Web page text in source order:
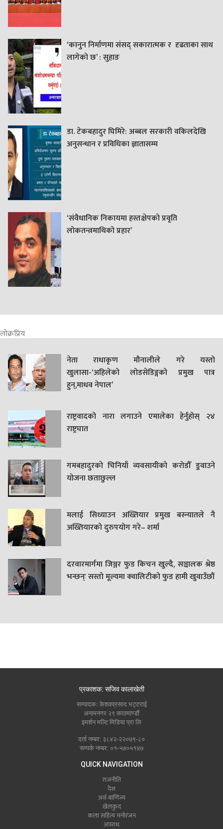
‘कानुन निर्माणमा संसद् सकारात्मक र दृढताका साथ
लागेको छ’ : सुहाङ
डा. टेकबहादुर घिमिरे: अब्बल सरकारी वकिलदेखि
अनुसन्धान र प्रविधिका ज्ञातासम्म
‘संवैधानिक निकायमा हस्तक्षेपको प्रवृति
लोकतन्त्रमाथिको प्रहार’
लोक्रप्रिय
नेता राधाकृण मौनालीले गरे यस्तो
खुलासा-‘अहिलेको लोडसेडिङ्गको प्रमुख पात्र
हुन्,माधव नेपाल’
राष्ट्रवादको नारा लगाउने एमालेका हेर्नुहोस् २४
राष्ट्रघात
गमबहादुरकाे चिनियाँ व्यवसायीको करोडौँ डुवाउने
याेजना छताछुल्ल
मलाई सिध्याउन अख्तियार प्रमुख बस्न्यातले नै
अख्तियारको दुरुपयोग गरे– शर्मा
दरवारमार्गमा जिञ्जर फुड किचन खुल्दै, सञ्चालक श्रेष्ठ
भन्छन्ः सस्तो मूल्यमा क्वालिटीको फुड हामी खुवाउँछौं
प्रकाशक: सजिव कालाखेती
सम्पादकः केशवप्रसाद भट्टराई
अनामनगर २९ काठमाण्डौं
इमर्शन मल्टि मिडिया प्रा लि
दर्ता नम्बर: ३८४२-२२०७९-८०
सम्पर्क नम्बर: ०१-५७०५१४७
QUICK NAVIGATION
राजनीति
देश
अर्थ बाणिज्य
खेलकुद
कला सहित्य मनोरंजन
अपराध